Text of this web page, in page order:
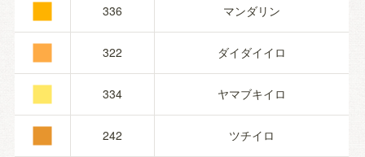
336 マンダリン
■ 322 ダイダイイロ
■ 334 ヤマブキイロ
242 ツチイロ